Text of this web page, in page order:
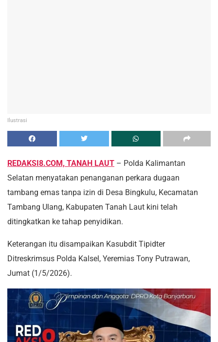
Ilustrasi
REDAKSI8.COM, TANAH LAUT – Polda Kalimantan
Selatan menyatakan penanganan perkara dugaan
tambang emas tanpa izin di Desa Bingkulu, Kecamatan
Tambang Ulang, Kabupaten Tanah Laut kini telah
ditingkatkan ke tahap penyidikan.
Keterangan itu disampaikan Kasubdit Tipidter
Ditreskrimsus Polda Kalsel, Yeremias Tony Putrawan,
Jumat (1/5/2026).